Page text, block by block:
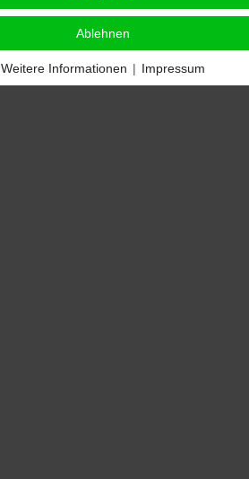
Ablehnen
Weitere Informationen | Impressum